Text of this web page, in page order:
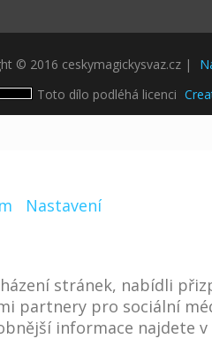
© 2016 ceskymagickysvaz.cz |
Toto dílo podléhá licenci
Nastavení
stránek, nabídli
partnery pro sociální
informace najdete